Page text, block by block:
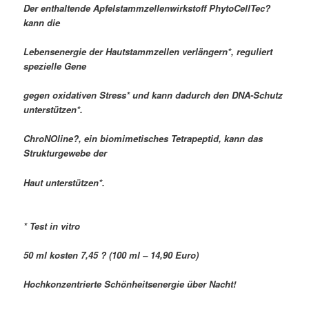
Der enthaltende Apfelstammzellenwirkstoff PhytoCellTec?
kann die
Lebensenergie der Hautstammzellen verlängern*, reguliert
spezielle Gene
gegen oxidativen Stress* und kann dadurch den DNA-Schutz
unterstützen*.
ChroNOline?, ein biomimetisches Tetrapeptid, kann das
Strukturgewebe der
Haut unterstützen*.
* Test in vitro
50 ml kosten 7,45 ? (100 ml – 14,90 Euro)
Hochkonzentrierte Schönheitsenergie über Nacht!